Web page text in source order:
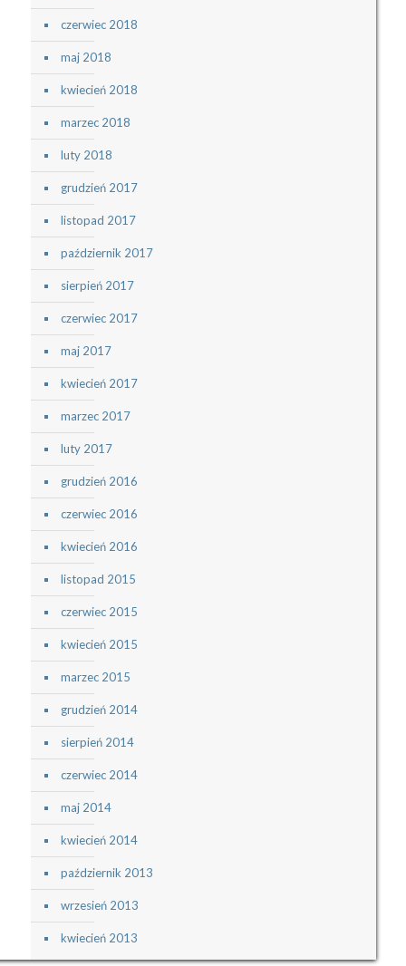
czerwiec 2018
maj 2018
kwiecień 2018
marzec 2018
luty 2018
grudzień 2017
listopad 2017
październik 2017
sierpień 2017
czerwiec 2017
maj 2017
kwiecień 2017
marzec 2017
luty 2017
grudzień 2016
czerwiec 2016
kwiecień 2016
listopad 2015
czerwiec 2015
kwiecień 2015
marzec 2015
grudzień 2014
sierpień 2014
czerwiec 2014
maj 2014
kwiecień 2014
październik 2013
wrzesień 2013
kwiecień 2013